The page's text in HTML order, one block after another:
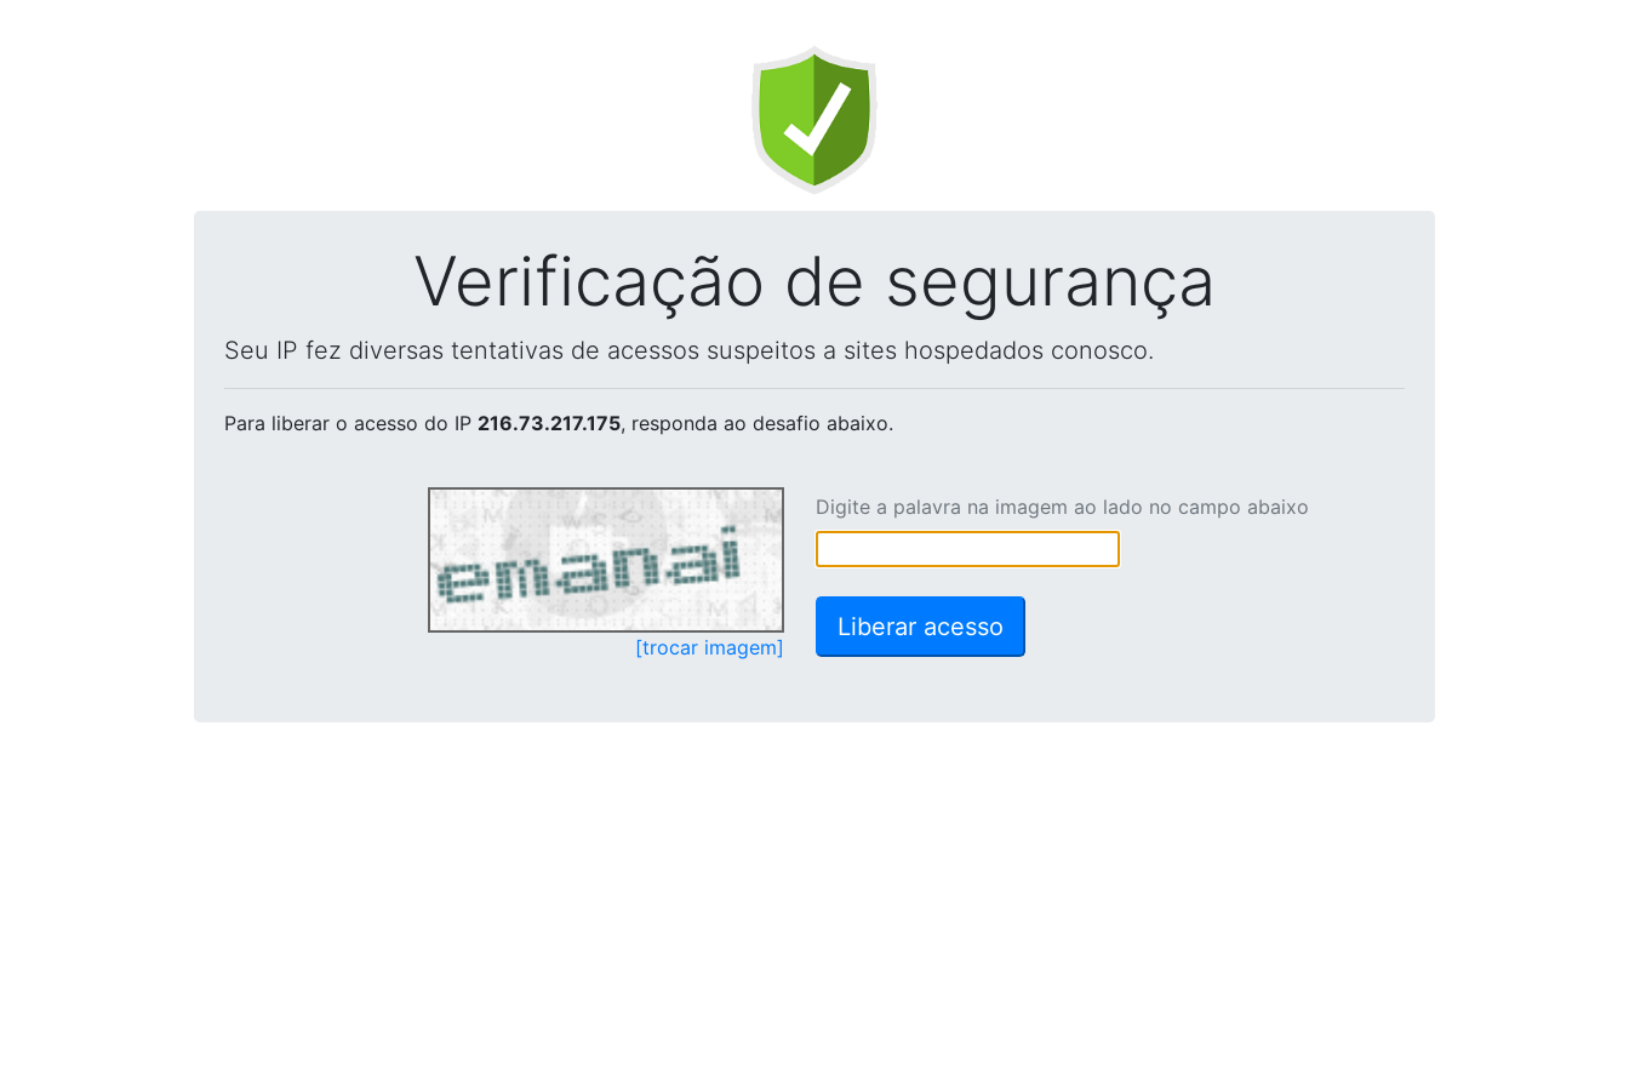
Verificação de segurança
Seu IP fez diversas tentativas de acessos suspeitos a sites hospedados conosco.
Para liberar o acesso do IP 216.73.217.175, responda ao desafio abaixo.
[trocar imagem]
Digite a palavra na imagem ao lado no campo abaixo